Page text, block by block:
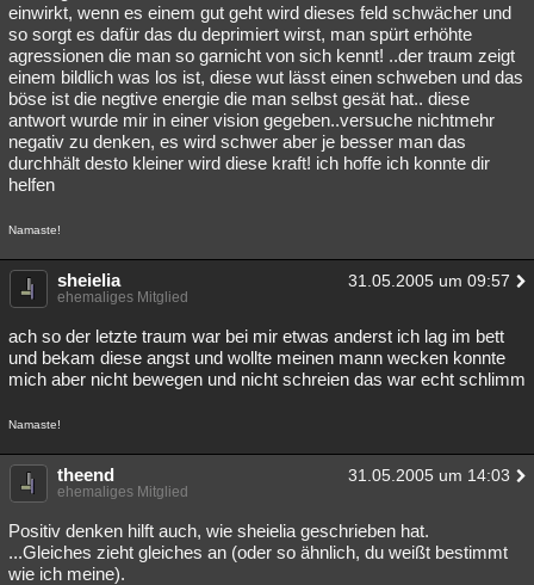
einwirkt, wenn es einem gut geht wird dieses feld schwächer und
so sorgt es dafür das du deprimiert wirst, man spürt erhöhte
agressionen die man so garnicht von sich kennt! ..der traum zeigt
einem bildlich was los ist, diese wut lässt einen schweben und das
böse ist die negtive energie die man selbst gesät hat.. diese
antwort wurde mir in einer vision gegeben..versuche nichtmehr
negativ zu denken, es wird schwer aber je besser man das
durchhält desto kleiner wird diese kraft! ich hoffe ich konnte dir
helfen
Namaste!
sheielia 31.05.2005 um 09:57
ehemaliges Mitglied
ach so der letzte traum war bei mir etwas anderst ich lag im bett
und bekam diese angst und wollte meinen mann wecken konnte
mich aber nicht bewegen und nicht schreien das war echt schlimm
Namaste!
theend 31.05.2005 um 14:03
ehemaliges Mitglied
Positiv denken hilft auch, wie sheielia geschrieben hat.
...Gleiches zieht gleiches an (oder so ähnlich, du weißt bestimmt
wie ich meine).